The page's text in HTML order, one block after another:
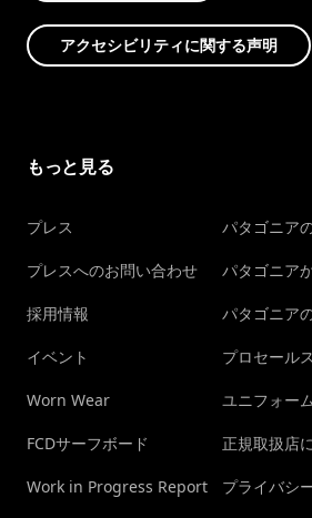
アクセシビリティに関する声明
もっと見る
プレス
プレスへのお問い合わせ
採用情報
イベント
Worn Wear
FCDサーフボード
Work in Progress Report
パタゴニア
パタゴニア
パタゴニア
プロセール
ユニフォー
正規取扱店
プライバシ